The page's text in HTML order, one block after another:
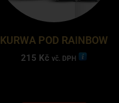
KURWA POD RAINBOW
215 Kč vč. DPH